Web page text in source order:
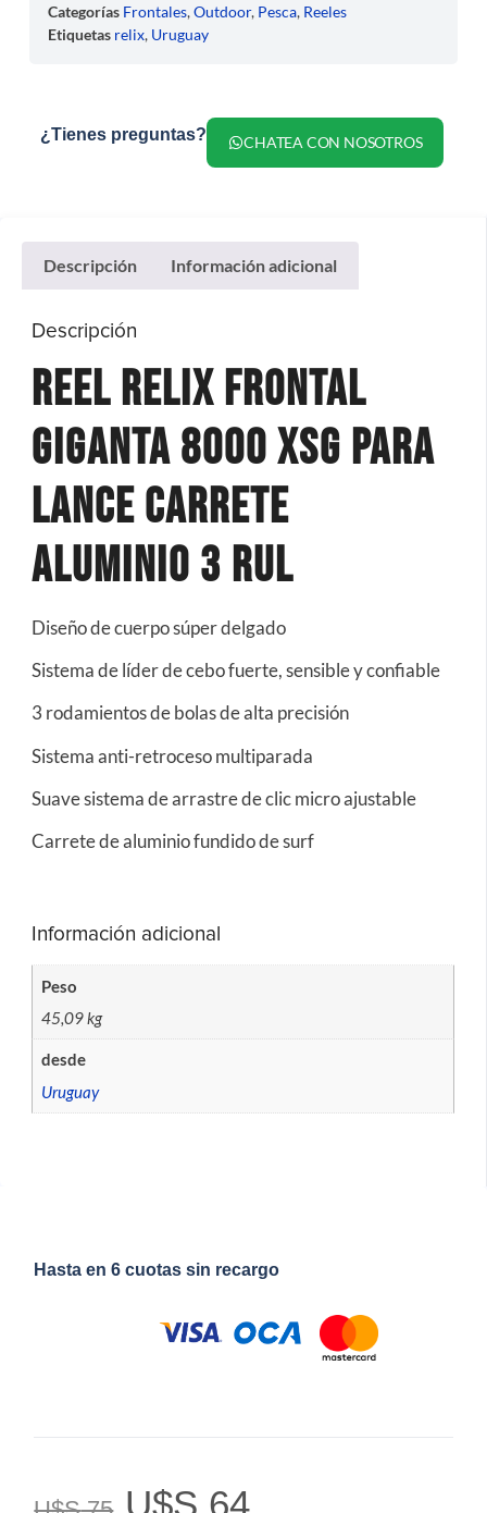
Categorías Frontales,Outdoor, Pesca, Reeles
Etiquetas relix, Uruguay
¿Tienes preguntas? CHATEA CON NOSOTROS
Descripción Información adicional
Descripción
Reel Relix Frontal
Giganta 8000 XSG para
Lance Carrete
Aluminio 3 RUL
Diseño de cuerpo súper delgado
Sistema de líder de cebo fuerte, sensible y confiable
3 rodamientos de bolas de alta precisión
Sistema anti-retroceso multiparada
Suave sistema de arrastre de clic micro ajustable
Carrete de aluminio fundido de surf
Información adicional
Peso
45,09 kg
desde
Uruguay
Hasta en 6 cuotas sin recargo
U$S 64